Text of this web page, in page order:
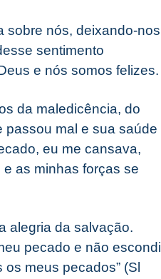
sobre nós, deixando-nos
sentimento
e nós somos felizes.
da maledicência, do
passou mal e sua saúde
eu me cansava,
as minhas forças se
alegria da salvação.
pecado e não escondi
meus pecados” (Sl